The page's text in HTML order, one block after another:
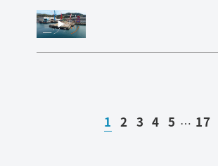
1 2 3 4 5 … 17